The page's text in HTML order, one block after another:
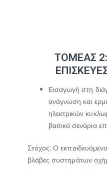
ΤΟΜΕΑΣ
Εισαγωγή στη
ανάγνωση και
ηλεκτρικών
βασικά σενάρια
Στόχος: Ο
βλάβες συστημάτων